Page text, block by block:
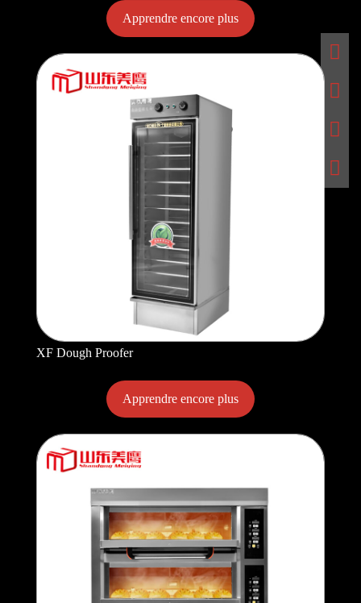
Apprendre encore plus
XF Dough Proofer
Apprendre encore plus